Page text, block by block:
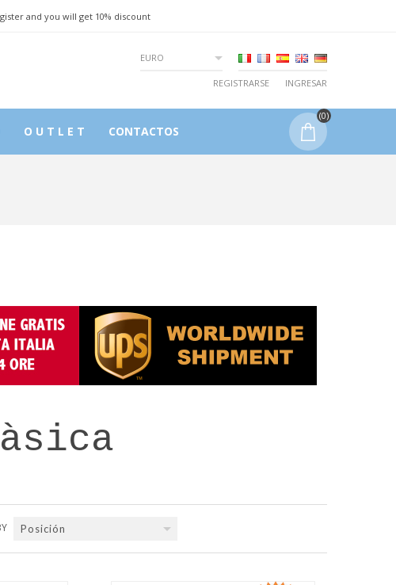
and you will get 10% discount
EURO
REGISTRARSE INGRESAR
O U T L E T CONTACTOS
(0)
Posición